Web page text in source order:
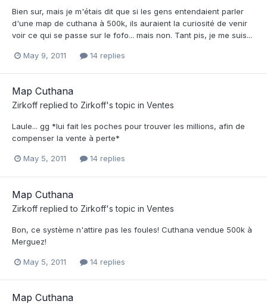
Bien sur, mais je m'étais dit que si les gens entendaient parler
d'une map de cuthana à 500k, ils auraient la curiosité de venir
voir ce qui se passe sur le fofo... mais non. Tant pis, je me suis...
May 9, 2011 14 replies
Map Cuthana
Zirkoff replied to Zirkoff's topic in Ventes
Laule... gg *lui fait les poches pour trouver les millions, afin de
compenser la vente à perte*
May 5, 2011 14 replies
Map Cuthana
Zirkoff replied to Zirkoff's topic in Ventes
Bon, ce système n'attire pas les foules! Cuthana vendue 500k à
Merguez!
May 5, 2011 14 replies
Map Cuthana